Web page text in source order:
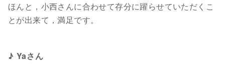
ほんと，小西さんに合わせて存分に躍らせていただくこ
とが出来て，満足です。
♪ Yaさん